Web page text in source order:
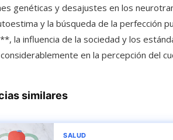
genéticas y desajustes en los
y la búsqueda de la perfección
la influencia de la sociedad y los
en la percepción del
similares
SALUD